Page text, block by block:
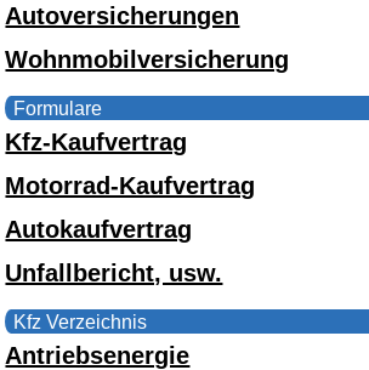
Autoversicherungen
Wohnmobilversicherung
Formulare
Kfz-Kaufvertrag
Motorrad-Kaufvertrag
Autokaufvertrag
Unfallbericht, usw.
Kfz Verzeichnis
Antriebsenergie